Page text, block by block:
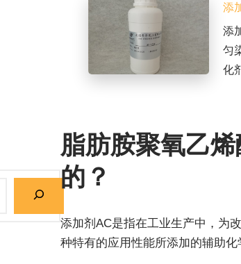
添
添
匀
化
脂肪胺聚氧乙
的？
添加剂AC是指在工业生产中，为
种特有的应用性能所添加的辅助化